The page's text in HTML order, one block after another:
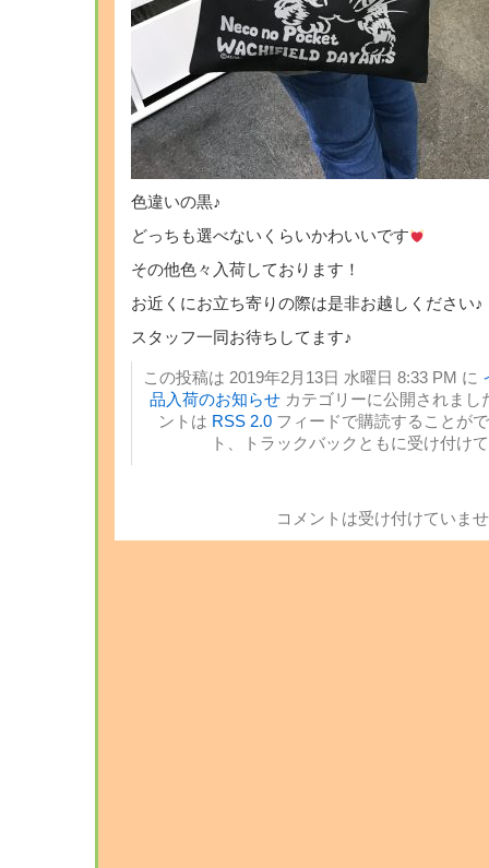
色違いの黒♪
どっちも選べないくらいかわいいです
その他色々入荷しております！
お近くにお立ち寄りの際は是非お越しください♪
スタッフ一同お待ちしてます♪
この投稿は 2019年2月13日 水曜日 8:33 PM に
品入荷のお知らせカテゴリーに公開されまし
ントは RSS 2.0フィードで購読することが
ト、トラックバックともに受け付け
コメントは受け付けていま